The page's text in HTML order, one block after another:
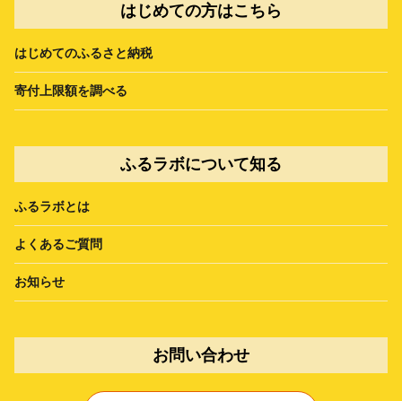
はじめての方はこちら
はじめてのふるさと納税
寄付上限額を調べる
ふるラボについて知る
ふるラボとは
よくあるご質問
お知らせ
お問い合わせ